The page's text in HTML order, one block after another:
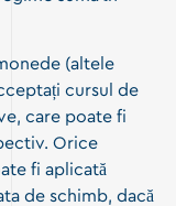
(altele
cursul de
care poate fi
Orice
fi aplicată
de schimb, dacă